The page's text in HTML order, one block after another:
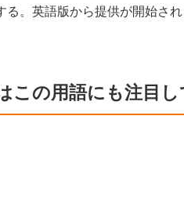
る。英語版から提供が開始さ
この用語にも注目